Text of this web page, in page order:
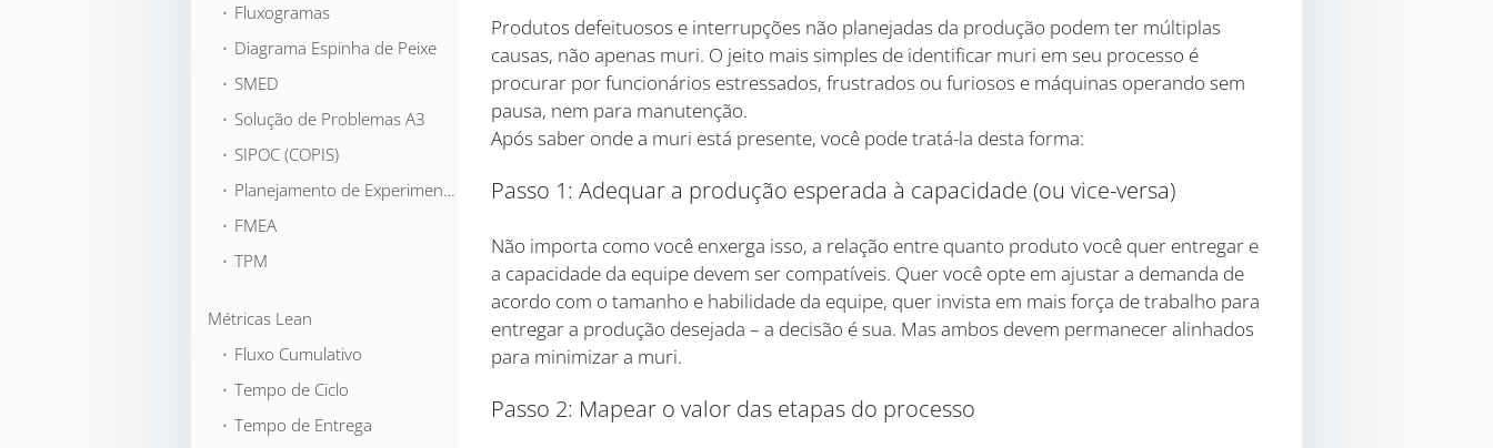
⬞ Fluxogramas
⬞ Diagrama Espinha de Peixe
⬞ SMED
⬞ Solução de Problemas A3
⬞ SIPOC (COPIS)
⬞ Planejamento de Experimentos
⬞ FMEA
⬞ TPM
Métricas Lean
⬞ Fluxo Cumulativo
⬞ Tempo de Ciclo
⬞ Tempo de Entrega
Produtos defeituosos e interrupções não planejadas da produção podem ter múltiplas
causas, não apenas muri. O jeito mais simples de identificar muri em seu processo é
procurar por funcionários estressados, frustrados ou furiosos e máquinas operando sem
pausa, nem para manutenção.
Após saber onde a muri está presente, você pode tratá-la desta forma:
Passo 1: Adequar a produção esperada à capacidade (ou vice-versa)
Não importa como você enxerga isso, a relação entre quanto produto você quer entregar e
a capacidade da equipe devem ser compatíveis. Quer você opte em ajustar a demanda de
acordo com o tamanho e habilidade da equipe, quer invista em mais força de trabalho para
entregar a produção desejada – a decisão é sua. Mas ambos devem permanecer alinhados
para minimizar a muri.
Passo 2: Mapear o valor das etapas do processo